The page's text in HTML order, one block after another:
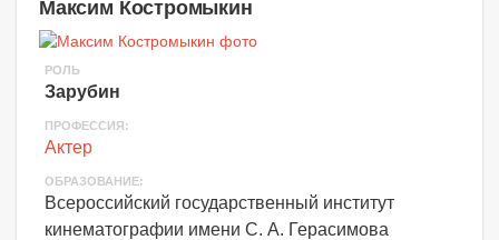
Максим Костромыкин
РОЛЬ
Зарубин
ПРОФЕССИЯ:
Актер
ОБРАЗОВАНИЕ:
Всероссийский государственный институт
кинематографии имени С. А. Герасимова